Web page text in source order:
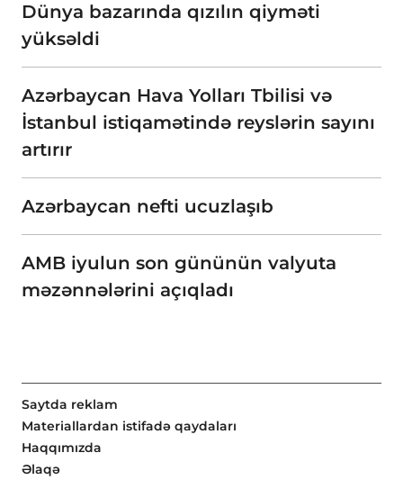
Dünya bazarında qızılın qiyməti
yüksəldi
Azərbaycan Hava Yolları Tbilisi və
İstanbul istiqamətində reyslərin sayını
artırır
Azərbaycan nefti ucuzlaşıb
AMB iyulun son gününün valyuta
məzənnələrini açıqladı
Saytda reklam
Materiallardan istifadə qaydaları
Haqqımızda
Əlaqə